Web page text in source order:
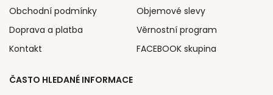
Obchodní podmínky
Doprava a platba
Kontakt
Objemové slevy
Věrnostní program
FACEBOOK skupina
ČASTO HLEDANÉ INFORMACE